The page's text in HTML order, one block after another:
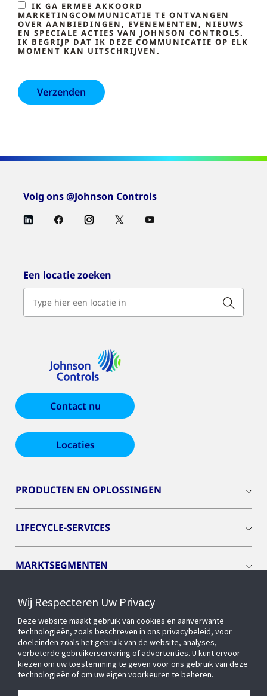
IK GA ERMEE AKKOORD
MARKETINGCOMMUNICATIE TE ONTVANGEN
OVER AANBIEDINGEN, EVENEMENTEN, NIEUWS
EN SPECIALE ACTIES VAN JOHNSON CONTROLS.
IK BEGRIJP DAT IK DEZE COMMUNICATIE OP ELK
MOMENT KAN UITSCHRIJVEN.
Volg ons @Johnson Controls
Een locatie zoeken
Contact nu
Locaties
PRODUCTEN EN OPLOSSINGEN
LIFECYCLE-SERVICES
MARKTSEGMENTEN
CYBER SOLUTIONS
OPENBLUE
SLIMME GEBOUWEN
Wij Respecteren Uw Privacy
Deze website maakt gebruik van cookies en aanverwante
technologieën, zoals beschreven in ons privacybeleid, voor
doeleinden zoals het gebruik van de website, analyses,
verbeterde gebruikerservaring of advertenties. U kunt ervoor
kiezen om uw toestemming te geven voor ons gebruik van deze
technologieën of om uw eigen voorkeuren te beheren.